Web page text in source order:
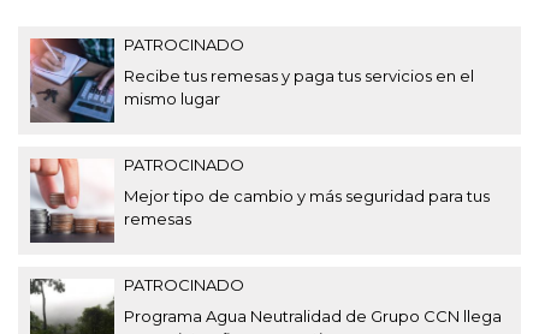
PATROCINADO
Recibe tus remesas y paga tus servicios en el
mismo lugar
PATROCINADO
Mejor tipo de cambio y más seguridad para tus
remesas
PATROCINADO
Programa Agua Neutralidad de Grupo CCN llega